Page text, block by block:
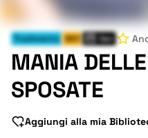
Tradimento Milf Ven
MANIA
SPOSATE
Aggiungi alla mia